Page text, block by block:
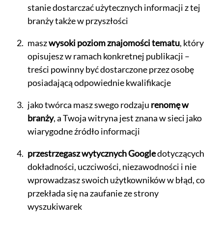
stanie dostarczać użytecznych informacji z tej
branży także w przyszłości
maszwysoki poziom znajomości tematu, który
opisujesz w ramach konkretnej publikacji –
treści powinny być dostarczone przez osobę
posiadającą odpowiednie kwalifikacje
jako twórca masz swego rodzaju renomę w
branży, a Twoja witryna jest znana w sieci jako
wiarygodne źródło informacji
przestrzegasz wytycznych Googledotyczących
dokładności, uczciwości, niezawodności i nie
wprowadzasz swoich użytkowników w błąd, co
przekłada się na zaufanie ze strony
wyszukiwarek